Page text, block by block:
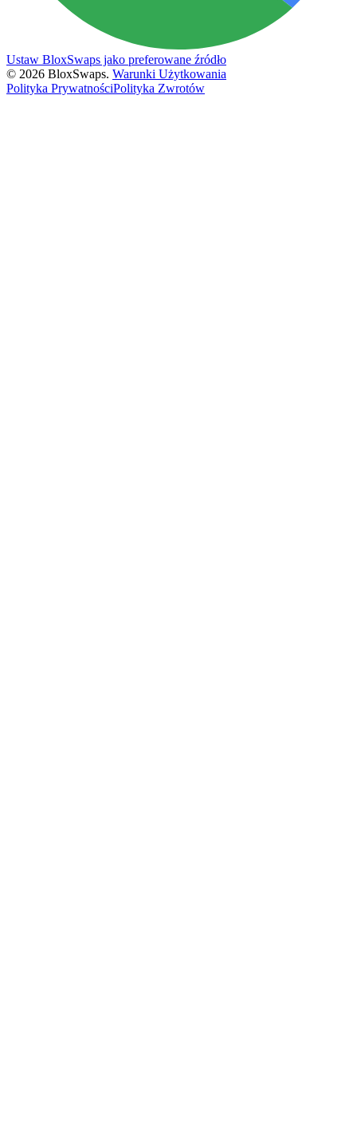
Ustaw BloxSwaps jako preferowane źródło
© 2026 BloxSwaps. Warunki Użytkowania
Polityka PrywatnościPolityka Zwrotów